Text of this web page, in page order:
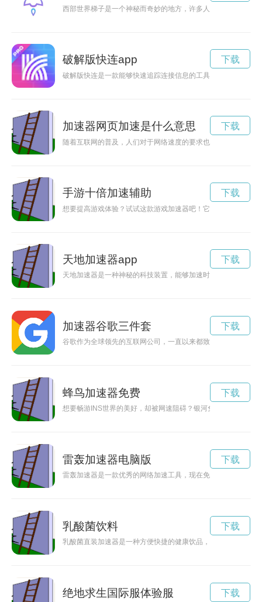
西部世界梯子是一个神秘而奇妙的地方，许多人前赴后继地来
破解版快连app
破解版快连是一款能够快速追踪连接信息的工具，可以帮助用
下载
加速器网页加速是什么意思
随着互联网的普及，人们对于网络速度的要求也越来越高。加
下载
手游十倍加速辅助
想要提高游戏体验？试试这款游戏加速器吧！它能够让你的游
下载
天地加速器app
天地加速器是一种神秘的科技装置，能够加速时空，探索未知
下载
加速器谷歌三件套
谷歌作为全球领先的互联网公司，一直以来都致力于推动科技
下载
蜂鸟加速器免费
想要畅游INS世界的美好，却被网速阻碍？银河免费加速器助你
下载
雷轰加速器电脑版
雷轰加速器是一款优秀的网络加速工具，现在免费送给用户，
下载
乳酸菌饮料
乳酸菌直装加速器是一种方便快捷的健康饮品，不仅能提升免
下载
绝地求生国际服体验服 下载